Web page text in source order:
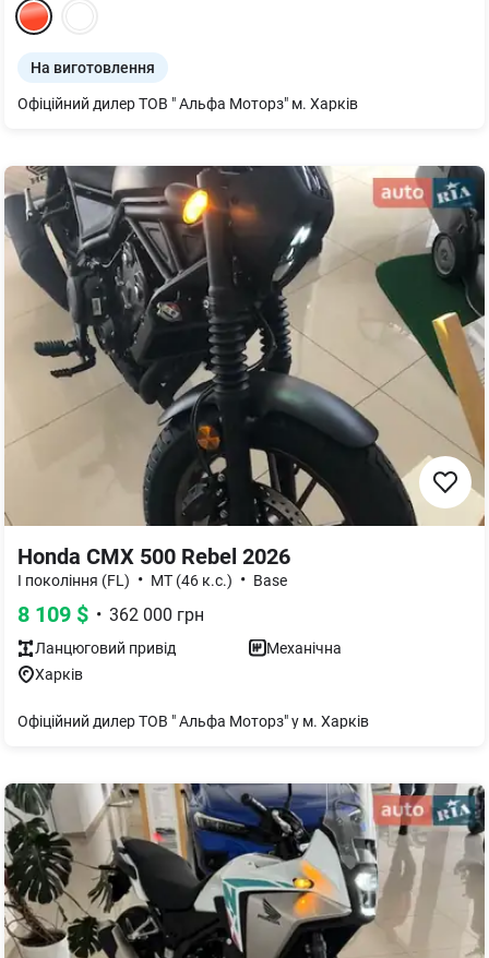
На виготовлення
Офіційний дилер ТОВ " Альфа Моторз" м. Харків
Honda CMX 500 Rebel 2026
I покоління (FL) • MT (46 к.с.) • Base
8 109 $ • 362 000 грн
Ланцюговий привід
Механічна
Харків
Офіційний дилер ТОВ " Альфа Моторз" у м. Харків